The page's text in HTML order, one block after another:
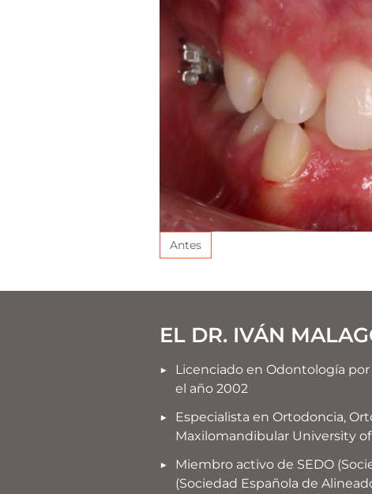
Antes
EL DR. IVÁN
Licenciado en Odontología
el año 2002
Especialista en Ortodoncia,
Maxilomandibular University
Miembro activo de SEDO
(Sociedad Española de